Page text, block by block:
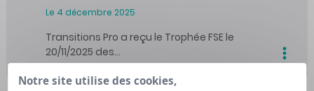
Le 4 décembre 2025
Transitions Pro a reçu le Trophée FSE le
20/11/2025 des…
Notre site utilise des cookies,